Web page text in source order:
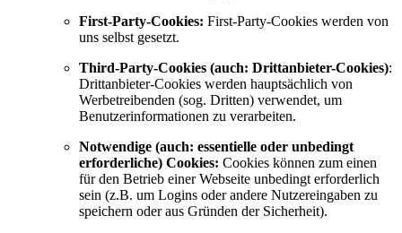
First-Party-Cookies: First-Party-Cookies werden von
uns selbst gesetzt.
Third-Party-Cookies (auch: Drittanbieter-Cookies):
Drittanbieter-Cookies werden hauptsächlich von
Werbetreibenden (sog. Dritten) verwendet, um
Benutzerinformationen zu verarbeiten.
Notwendige (auch: essentielle oder unbedingt
erforderliche) Cookies: Cookies können zum einen
für den Betrieb einer Webseite unbedingt erforderlich
sein (z.B. um Logins oder andere Nutzereingaben zu
speichern oder aus Gründen der Sicherheit).